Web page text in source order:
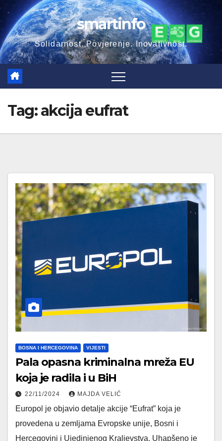
Skip
to
content
smartinfo
Solidarnost. Povjerenje. Inovativnost.
Tag:akcija eufrat
BOSNA I HERCEGOVINA VIJESTI
Pala opasna kriminalna mreža EU
koja je radila i u BiH
22/11/2024 MAJDA VELIĆ
Europol je objavio detalje akcije “Eufrat” koja je
provedena u zemljama Evropske unije, Bosni i
Hercegovini i Ujedinjenog Kraljevstva. Uhapšeno je